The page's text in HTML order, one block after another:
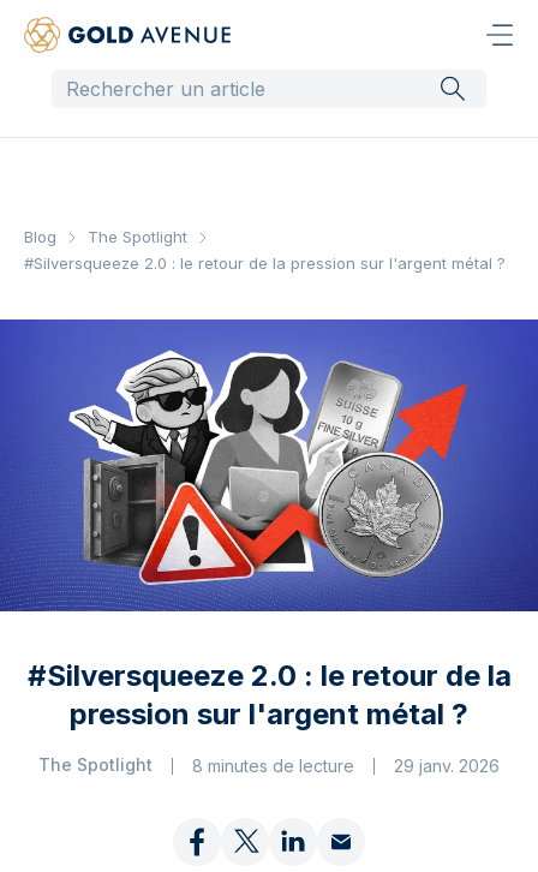
Blog
The Spotlight
#Silversqueeze 2.0 : le retour de la pression sur l'argent métal ?
#Silversqueeze 2.0 : le retour de la
pression sur l'argent métal ?
The Spotlight 8 minutes de lecture 29 janv. 2026